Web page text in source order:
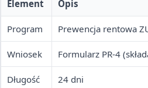
Element Opis
Program Prewencja rentowa
Wniosek Formularz PR-4
Długość
24 dni